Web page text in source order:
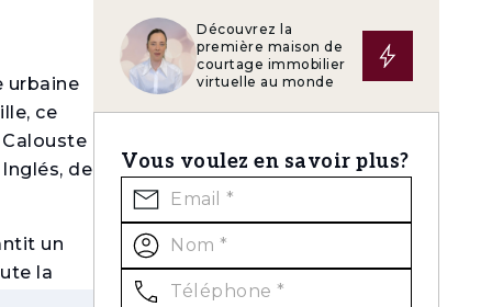
urbaine
ce
de
un
la
Découvrez la
première maison de
courtage immobilier
virtuelle au monde
Vous voulez en savoir plus?